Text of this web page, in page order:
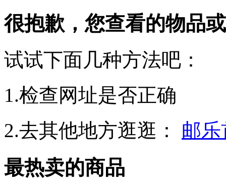
很抱歉，您查看的物品
试试下面几种方法吧：
1.检查网址是否正确
2.去其他地方逛逛：
邮
最热卖的商品